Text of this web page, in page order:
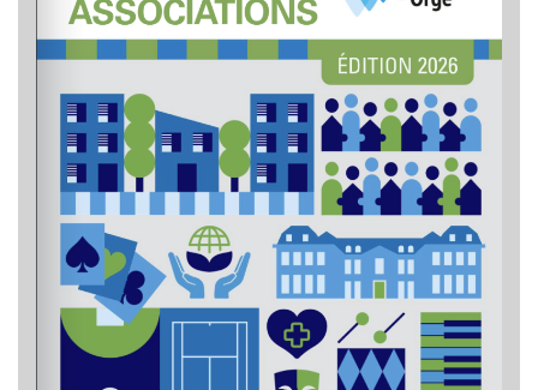
Découvrir l'évènement
Guide des associations 2026-2027